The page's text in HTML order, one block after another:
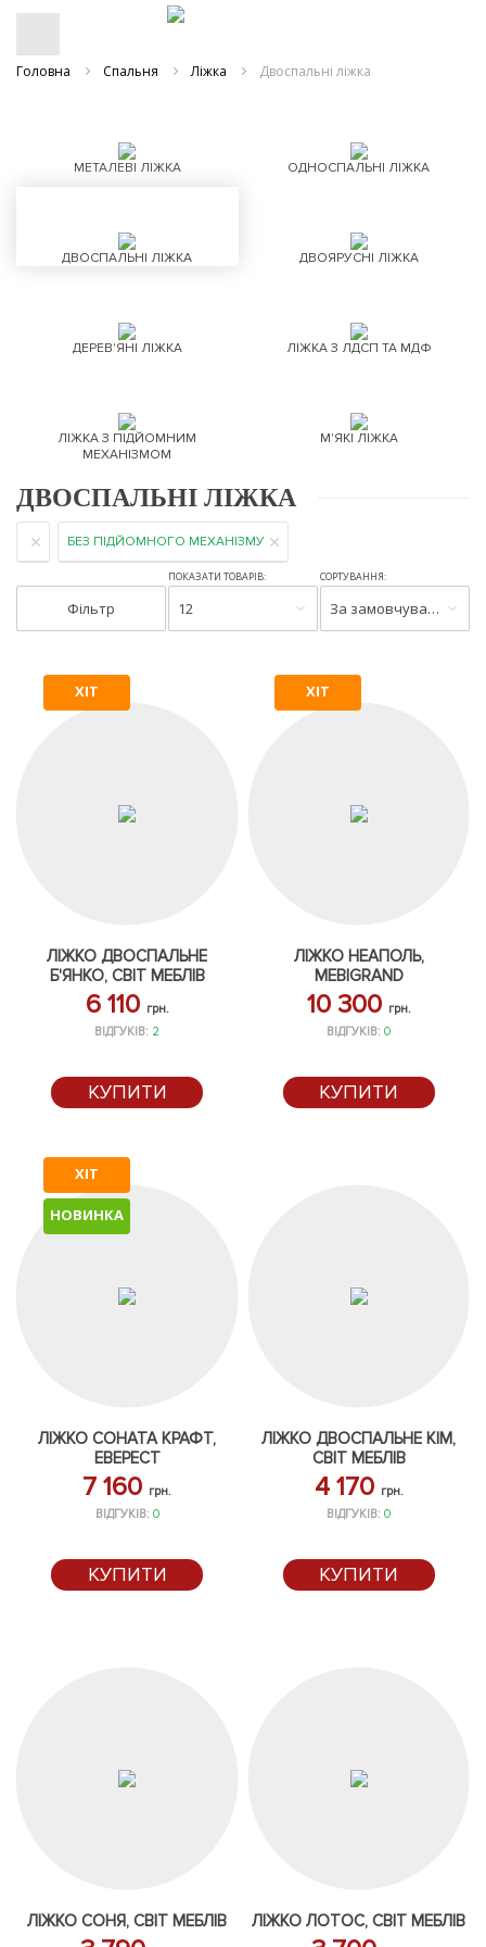
Головна Спальня Ліжка Двоспальні ліжка
МЕТАЛЕВІ ЛІЖКА ОДНОСПАЛЬНІ ЛІЖКА
ДВОСПАЛЬНІ ЛІЖКА ДВОЯРУСНІ ЛІЖКА
ДЕРЕВ'ЯНІ ЛІЖКА ЛІЖКА З ЛДСП ТА МДФ
ЛІЖКА З ПІДЙОМНИМ
МЕХАНІЗМОМ
М'ЯКІ ЛІЖКА
ДВОСПАЛЬНІ ЛІЖКА
БЕЗ ПІДЙОМНОГО МЕХАНІЗМУ
Фільтр
ПОКАЗАТИ ТОВАРІВ:
12
СОРТУВАННЯ:
За замовчуванням
ХІТ
ЛІЖКО ДВОСПАЛЬНЕ
Б'ЯНКО, СВІТ МЕБЛІВ
6 110 грн.
ВІДГУКІВ: 2
КУПИТИ
ХІТ
ЛІЖКО НЕАПОЛЬ,
MEBIGRAND
10 300 грн.
ВІДГУКІВ:0
КУПИТИ
ХІТ
НОВИНКА
ЛІЖКО СОНАТА КРАФТ,
ЕВЕРЕСТ
7 160 грн.
ВІДГУКІВ: 0
КУПИТИ
ЛІЖКО ДВОСПАЛЬНЕ КІМ,
СВІТ МЕБЛІВ
4 170 грн.
ВІДГУКІВ:0
КУПИТИ
ЛІЖКО СОНЯ, СВІТ МЕБЛІВ ЛІЖКО ЛОТОС, СВІТ МЕБЛІВ